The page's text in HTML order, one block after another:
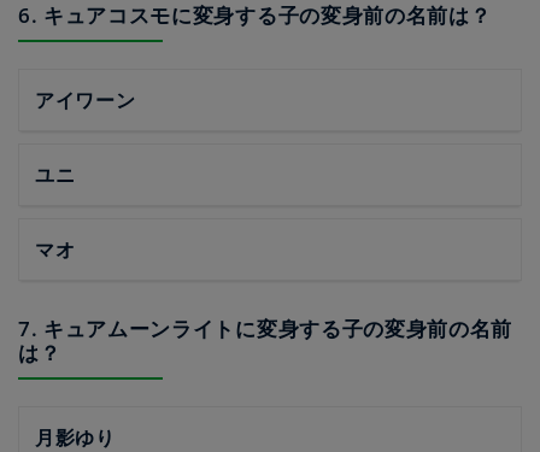
6. キュアコスモに変身する子の変身前の名前は？
アイワーン
ユニ
マオ
7. キュアムーンライトに変身する子の変身前の名前
は？
月影ゆり